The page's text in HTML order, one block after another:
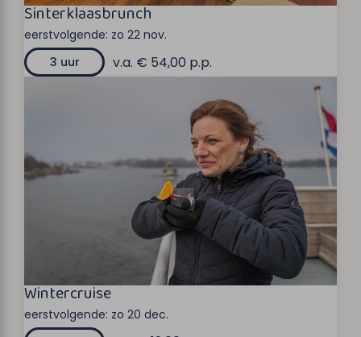
Sinterklaasbrunch
eerstvolgende: zo 22 nov.
3 uur
v.a. € 54,00 p.p.
Wintercruise
eerstvolgende: zo 20 dec.